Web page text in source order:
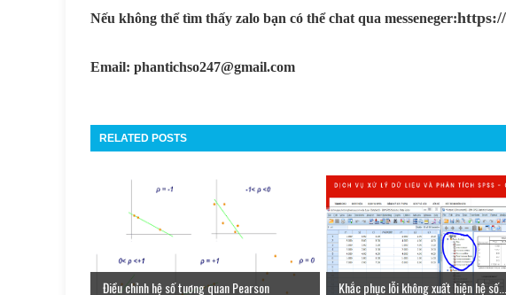
Nếu không thể tìm thấy zalo bạn có thể chat qua messeneger:
Email: phantichso247@gmail.com
RELATED POSTS
Điều chỉnh hệ số tuơng quan Pearson Khắc phục lỗi không xuất hiện hệ số...